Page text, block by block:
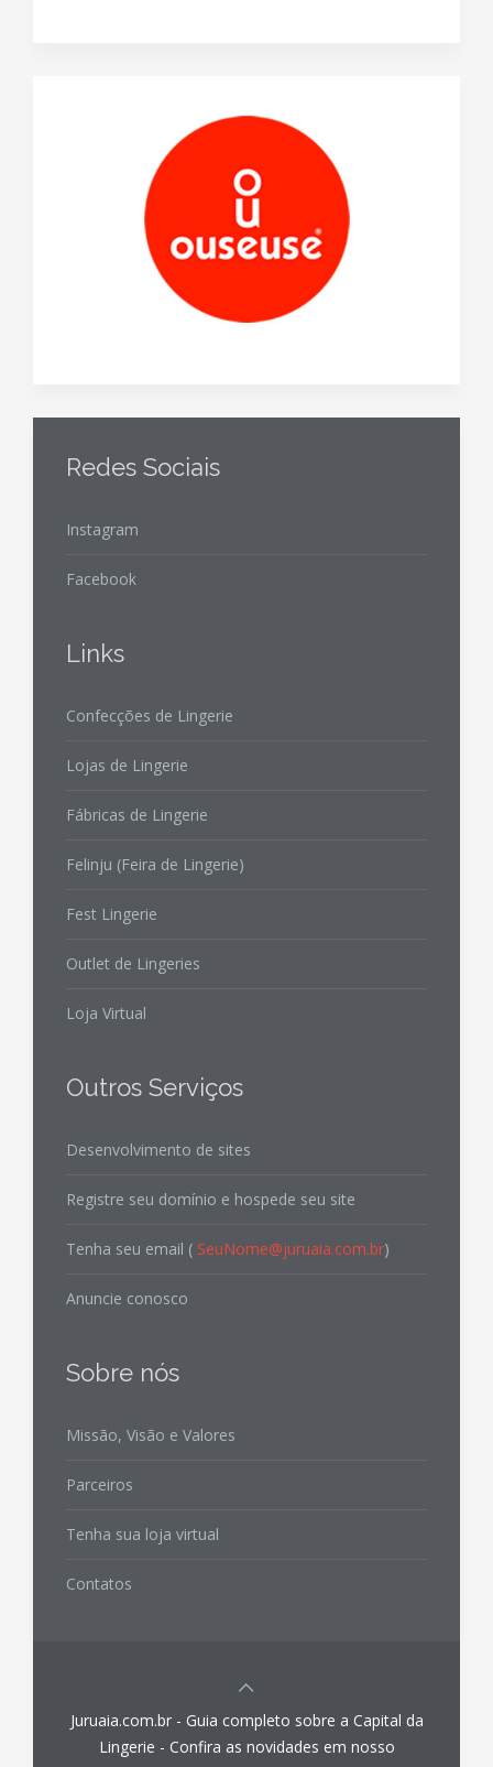
Redes Sociais
Instagram
Facebook
Links
Confecções de Lingerie
Lojas de Lingerie
Fábricas de Lingerie
Felinju (Feira de Lingerie)
Fest Lingerie
Outlet de Lingeries
Loja Virtual
Outros Serviços
Desenvolvimento de sites
Registre seu domínio e hospede seu site
Tenha seu email ( SeuNome@juruaia.com.br)
Anuncie conosco
Sobre nós
Missão, Visão e Valores
Parceiros
Tenha sua loja virtual
Contatos
Juruaia.com.br - Guia completo sobre a Capital da
Lingerie - Confira as novidades em nosso